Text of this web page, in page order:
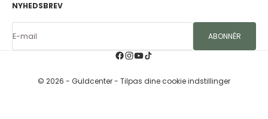
NYHEDSBREV
E-mail ABONNÉR
© 2026 - Guldcenter- Tilpas dine cookie indstillinger